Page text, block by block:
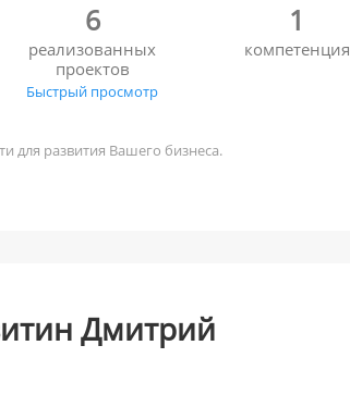
6
реализованных
проектов
Быстрый просмотр
1
компетенция
для развития Вашего бизнеса.
Дмитрий